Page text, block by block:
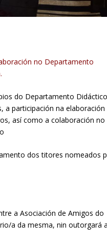
no Departamento
do Departamento Didáctico
a participación na elaboración
así como a colaboración no
dos titores nomeados
a Asociación de Amigos do
a da mesma, nin outorgará